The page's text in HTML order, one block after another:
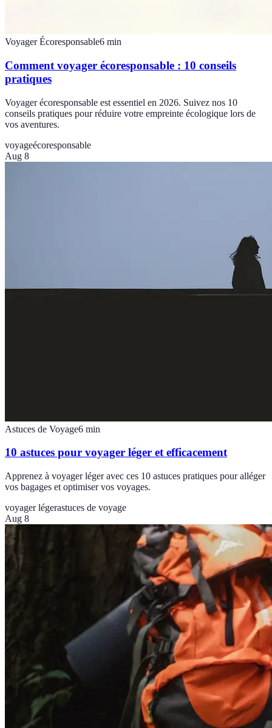
Voyager Écoresponsable6 min
Comment voyager écoresponsable : 10 conseils
pratiques
Voyager écoresponsable est essentiel en 2026. Suivez nos 10
conseils pratiques pour réduire votre empreinte écologique lors de
vos aventures.
voyageécoresponsable
Aug 8
Astuces de Voyage6 min
10 astuces pour voyager léger et efficacement
Apprenez à voyager léger avec ces 10 astuces pratiques pour alléger
vos bagages et optimiser vos voyages.
voyager légerastuces de voyage
Aug 8